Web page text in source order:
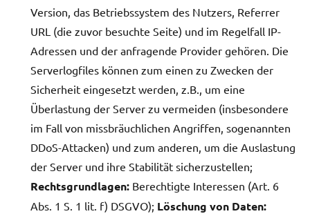
Version, das Betriebssystem des Nutzers, Referrer
URL (die zuvor besuchte Seite) und im Regelfall IP-
Adressen und der anfragende Provider gehören. Die
Serverlogfiles können zum einen zu Zwecken der
Sicherheit eingesetzt werden, z.B., um eine
Überlastung der Server zu vermeiden (insbesondere
im Fall von missbräuchlichen Angriffen, sogenannten
DDoS-Attacken) und zum anderen, um die Auslastung
der Server und ihre Stabilität sicherzustellen;
Rechtsgrundlagen: Berechtigte Interessen (Art. 6
Abs. 1 S. 1 lit. f) DSGVO); Löschung von Daten: